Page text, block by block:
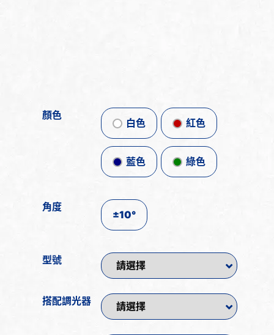
顏色
白色 紅色
藍色 綠色
角度
±10°
型號
搭配調光器